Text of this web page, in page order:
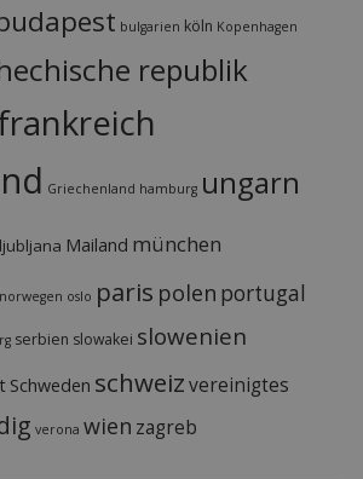
bulgarien köln Kopenhagen
republik
Griechenland hamburg ungarn
ljubljana Mailand münchen
norwegen oslo paris polen portugal
serbien slowakei slowenien
Schweden schweizvereinigtes
verona wien zagreb